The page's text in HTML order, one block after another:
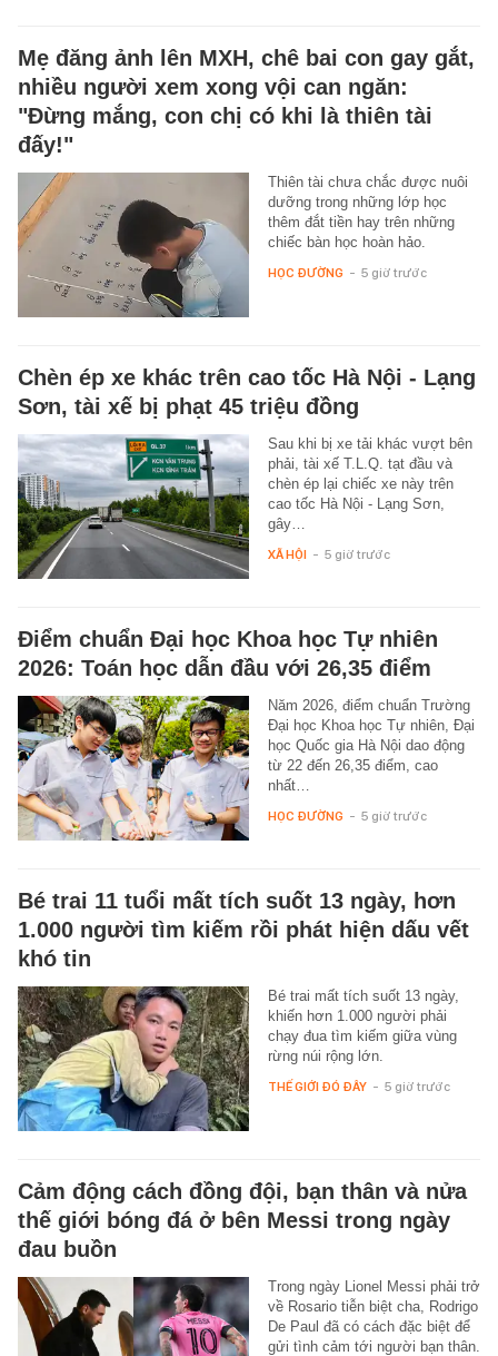
Mẹ đăng ảnh lên MXH, chê bai con gay gắt,
nhiều người xem xong vội can ngăn:
"Đừng mắng, con chị có khi là thiên tài
đấy!"
Thiên tài chưa chắc được nuôi
dưỡng trong những lớp học
thêm đắt tiền hay trên những
chiếc bàn học hoàn hảo.
HỌC ĐƯỜNG - 5 giờ trước
Chèn ép xe khác trên cao tốc Hà Nội - Lạng
Sơn, tài xế bị phạt 45 triệu đồng
Sau khi bị xe tải khác vượt bên
phải, tài xế T.L.Q. tạt đầu và
chèn ép lại chiếc xe này trên
cao tốc Hà Nội - Lạng Sơn,
gây…
XÃ HỘI - 5 giờ trước
Điểm chuẩn Đại học Khoa học Tự nhiên
2026: Toán học dẫn đầu với 26,35 điểm
Năm 2026, điểm chuẩn Trường
Đại học Khoa học Tự nhiên, Đại
học Quốc gia Hà Nội dao động
từ 22 đến 26,35 điểm, cao
nhất…
HỌC ĐƯỜNG - 5 giờ trước
Bé trai 11 tuổi mất tích suốt 13 ngày, hơn
1.000 người tìm kiếm rồi phát hiện dấu vết
khó tin
Bé trai mất tích suốt 13 ngày,
khiến hơn 1.000 người phải
chạy đua tìm kiếm giữa vùng
rừng núi rộng lớn.
THẾ GIỚI ĐÓ ĐÂY - 5 giờ trước
Cảm động cách đồng đội, bạn thân và nửa
thế giới bóng đá ở bên Messi trong ngày
đau buồn
Trong ngày Lionel Messi phải trở
về Rosario tiễn biệt cha, Rodrigo
De Paul đã có cách đặc biệt để
gửi tình cảm tới người bạn thân.